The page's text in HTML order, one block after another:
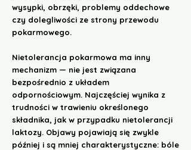
wysypki, obrzęki, problemy oddechowe
czy dolegliwości ze strony przewodu
pokarmowego.
Nietolerancja pokarmowa ma inny
mechanizm — nie jest związana
bezpośrednio z układem
odpornościowym. Najczęściej wynika z
trudności w trawieniu określonego
składnika, jak w przypadku nietolerancji
laktozy. Objawy pojawiają się zwykle
później i są mniej charakterystyczne: bóle